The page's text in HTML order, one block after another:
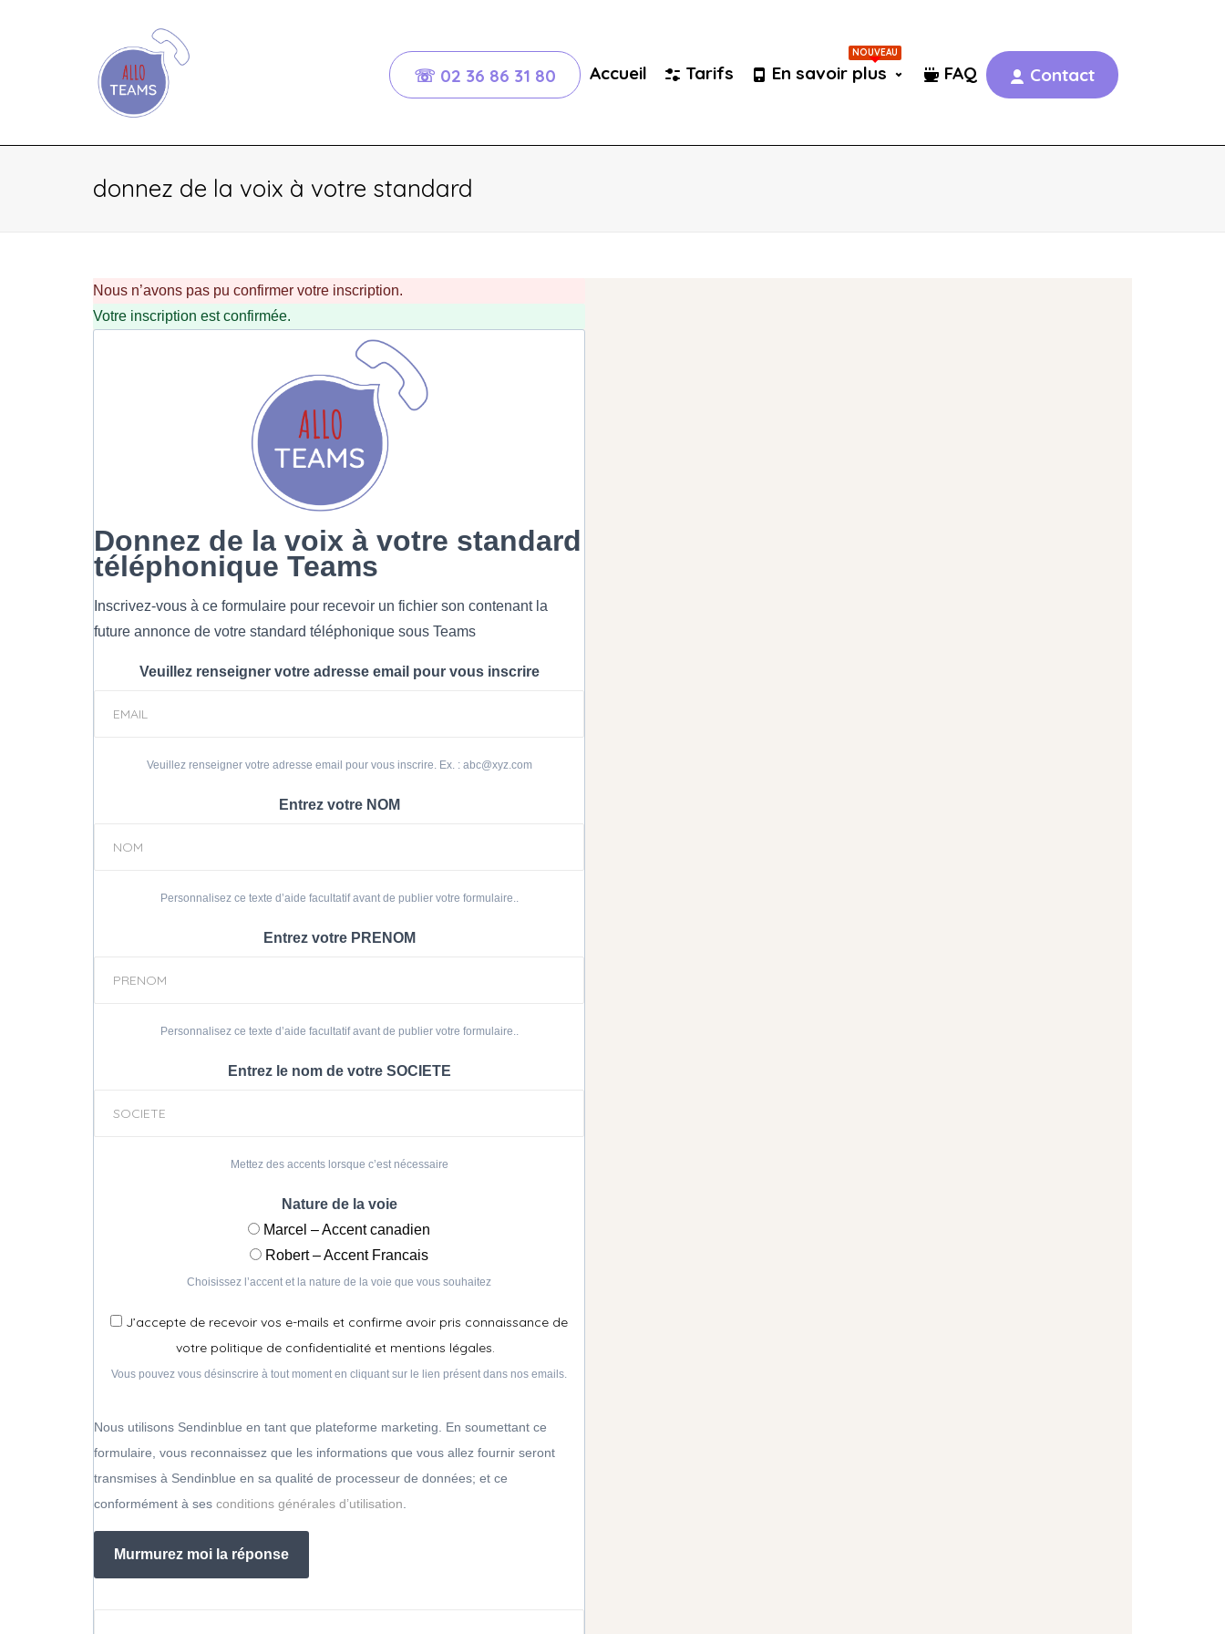
☏ 02 36 86 31 80 Accueil Tarifs En savoir plus
NOUVEAU
FAQ Contact
donnez de la voix à votre standard
Nous n’avons pas pu confirmer votre inscription.
Votre inscription est confirmée.
Donnez de la voix à votre standard
téléphonique Teams
Inscrivez-vous à ce formulaire pour recevoir un fichier son contenant la
future annonce de votre standard téléphonique sous Teams
Veuillez renseigner votre adresse email pour vous inscrire
Veuillez renseigner votre adresse email pour vous inscrire. Ex. : abc@xyz.com
Entrez votre NOM
Personnalisez ce texte d’aide facultatif avant de publier votre formulaire..
Entrez votre PRENOM
Personnalisez ce texte d’aide facultatif avant de publier votre formulaire..
Entrez le nom de votre SOCIETE
Mettez des accents lorsque c’est nécessaire
Nature de la voie
Marcel – Accent canadien
Robert – Accent Francais
Choisissez l’accent et la nature de la voie que vous souhaitez
J’accepte de recevoir vos e-mails et confirme avoir pris connaissance de
votre politique de confidentialité et mentions légales.
Vous pouvez vous désinscrire à tout moment en cliquant sur le lien présent dans nos emails.
Nous utilisons Sendinblue en tant que plateforme marketing. En soumettant ce
formulaire, vous reconnaissez que les informations que vous allez fournir seront
transmises à Sendinblue en sa qualité de processeur de données; et ce
conformément à ses conditions générales d’utilisation
Murmurez moi la réponse